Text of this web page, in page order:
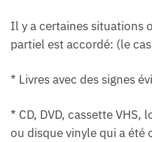
Il y a certaines situations
partiel est accordé: (le
* Livres avec des signes
* CD, DVD, cassette VHS,
ou disque vinyle qui a été